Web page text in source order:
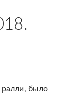
было